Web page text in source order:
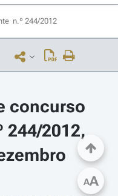
n.º 244/2012
concurso
244/2012,
AA